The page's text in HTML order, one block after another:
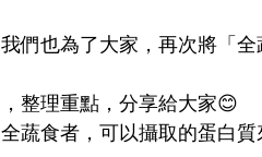
我們也為了大家，再次將「
，整理重點，分享給大家😊
全蔬食者，可以攝取的蛋白